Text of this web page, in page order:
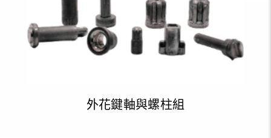
外花鍵軸與螺柱組